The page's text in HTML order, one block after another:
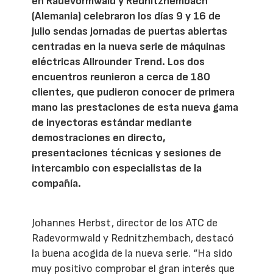
(Alemania) celebraron los días 9 y 16 de
julio sendas jornadas de puertas abiertas
centradas en la nueva serie de máquinas
eléctricas Allrounder Trend. Los dos
encuentros reunieron a cerca de 180
clientes, que pudieron conocer de primera
mano las prestaciones de esta nueva gama
de inyectoras estándar mediante
demostraciones en directo,
presentaciones técnicas y sesiones de
intercambio con especialistas de la
compañía.
Johannes Herbst, director de los ATC de
Radevormwald y Rednitzhembach, destacó
la buena acogida de la nueva serie. “Ha sido
muy positivo comprobar el gran interés que